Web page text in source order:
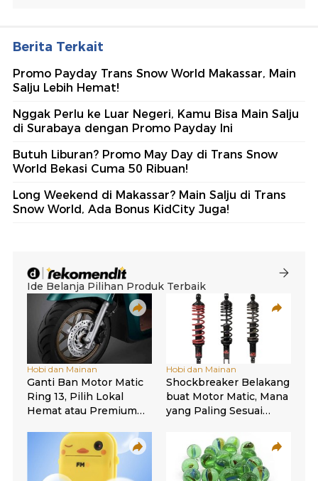
Berita Terkait
Promo Payday Trans Snow World Makassar, Main
Salju Lebih Hemat!
Nggak Perlu ke Luar Negeri, Kamu Bisa Main Salju
di Surabaya dengan Promo Payday Ini
Butuh Liburan? Promo May Day di Trans Snow
World Bekasi Cuma 50 Ribuan!
Long Weekend di Makassar? Main Salju di Trans
Snow World, Ada Bonus KidCity Juga!